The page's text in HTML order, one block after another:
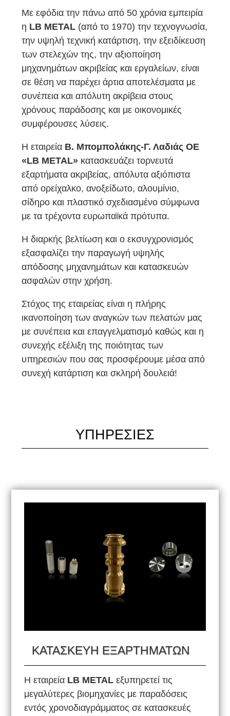
Με εφόδια την πάνω από 50 χρόνια εμπειρία
η LB METAL (από το 1970) την τεχνογνωσία,
την υψηλή τεχνική κατάρτιση, την εξειδίκευση
των στελεχών της, την αξιοποίηση
μηχανημάτων ακριβείας και εργαλείων, είναι
σε θέση να παρέχει άρτια αποτελέσματα με
συνέπεια και απόλυτη ακρίβεια στους
χρόνους παράδοσης και με οικονομικές
συμφέρουσες λύσεις.
Η εταιρεία Β. Μπομπολάκης-Γ. Λαδιάς ΟΕ
«LB METAL» κατασκευάζει τορνευτά
εξαρτήματα ακριβείας, απόλυτα αξιόπιστα
από ορείχαλκο, ανοξείδωτο, αλουμίνιο,
σίδηρο και πλαστικό σχεδιασμένο σύμφωνα
με τα τρέχοντα ευρωπαϊκά πρότυπα.
Η διαρκής βελτίωση και ο εκσυγχρονισμός
εξασφαλίζει την παραγωγή υψηλής
απόδοσης μηχανημάτων και κατασκευών
ασφαλών στην χρήση.
Στόχος της εταιρείας είναι η πλήρης
ικανοποίηση των αναγκών των πελατών μας
με συνέπεια και επαγγελματισμό καθώς και η
συνεχής εξέλιξη της ποιότητας των
υπηρεσιών που σας προσφέρουμε μέσα από
συνεχή κατάρτιση και σκληρή δουλειά!
ΥΠΗΡΕΣΙΕΣ
ΚΑΤΑΣΚΕΥΗ ΕΞΑΡΤΗΜΑΤΩΝ
Η εταιρεία LB METAL εξυπηρετεί τις
μεγαλύτερες βιομηχανίες με παραδόσεις
εντός χρονοδιαγράμματος σε κατασκευές